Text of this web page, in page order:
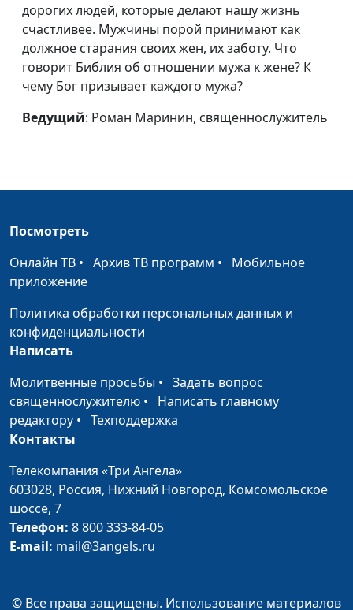
Молитесь за
обижающих вас (осень)
Роман Маринин,
священнослужитель
Молитесь за
обижающих вас (лето)
Роман Маринин,
священнослужитель
Молитесь за
Роман Маринин,
#13
Не попустит вам быть
искушаемыми сверх
сил (осень)
священнослужитель
Не попустит вам быть
искушаемыми сверх
сил (лето)
священнослужитель
Не попустит вам быть
искушаемыми сверх
сил (весна)
Роман Маринин,
священнослужитель
Все заботы возложите
на Него (зима)
Все заботы возложите
на Него (осень)
Роман Маринин,
#7
Все заботы возложите
Все заботы возложите
Роман Маринин, #5
дорогих людей, которые делают нашу жизнь
счастливее. Мужчины порой принимают как
должное старания своих жен, их заботу. Что
говорит Библия об отношении мужа к жене? К
чему Бог призывает каждого мужа?
Ведущий: Роман Маринин, священнослужитель
Посмотреть
Онлайн ТВ • Архив ТВ программ • Мобильное
приложение
Политика обработки персональных данных и
конфиденциальности
Написать
Молитвенные просьбы • Задать вопрос
священнослужителю • Написать главному
редактору • Техподдержка
Контакты
Телекомпания «Три Ангела»
603028, Россия, Нижний Новгород, Комсомольское
шоссе, 7
Телефон: 8 800 333-84-05
E-mail: mail@3angels.ru
© Все права защищены. Использование материалов